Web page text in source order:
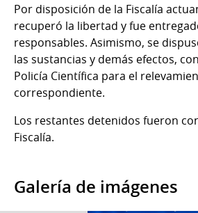
Por disposición de la Fiscalía
recuperó la libertad y fue
responsables. Asimismo, se
las sustancias y demás efectos,
Policía Científica para el
correspondiente.
Los restantes detenidos fueron
Fiscalía.
Galería de imágenes